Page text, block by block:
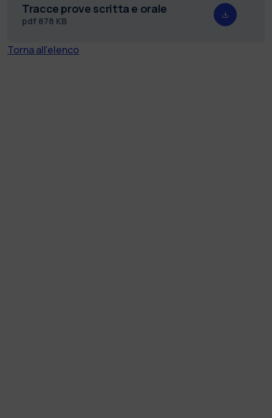
Tracce prove scritta e orale
pdf 878 KB
Torna all'elenco